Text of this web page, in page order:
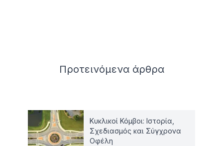
Προτεινόμενα άρθρα
Κυκλικοί Κόμβοι: Ιστορία,
Σχεδιασμός και Σύγχρονα
Οφέλη